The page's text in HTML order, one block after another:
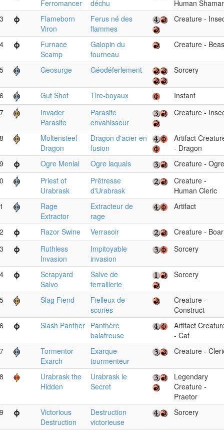
Ferromancer
déchu
Human
Flameborn
Viron
Ferus né des
flammes
Creature -
Furnace
Scamp
Galopin du
fourneau
Creature -
Geosurge Géodéferlement Sorcery
Gut Shot Tire-boyaux
Instant
Invader
Parasite
Parasite
envahisseur
Creature -
Moltensteel
Dragon
Dragon d'acier en
fusion
Artifact
- Dragon
Ogre Menial Ogre laquais
Creature - Ogre
Priest of
Urabrask
Prêtresse
d'Urabrask
Creature -
Human Cleric
Rage
Extractor
Extracteur de
rage
Artifact
Razor Swine Verrasoir
Creature - Boar
Ruthless
Invasion
Impitoyable
invasion
Sorcery
Scrapyard
Salvo
Salve de
ferraillerie
Sorcery
Slag Fiend
Fielleux de
scories
Creature -
Construct
Slash Panther Panthère
balafreuse
Artifact
- Cat
Tormentor
Exarch
Exarque
tourmenteur
Creature -
Urabrask the
Hidden
Urabrask le
Secret
Legendary
Creature -
Praetor
Victorious
Destruction
Destruction
victorieuse
Sorcery